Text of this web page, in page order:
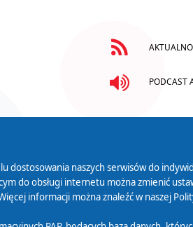
PODCAST
DAB+
dostosowania naszych serwisów do
do obsługi internetu można zmienić
informacji można znaleźć w naszej